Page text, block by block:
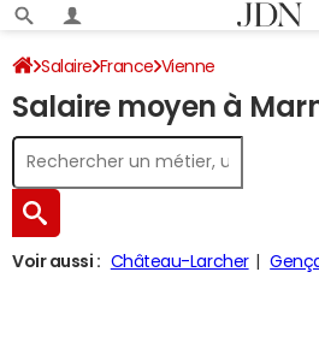
Salaire France Vienne
Salaire moyen à
Voir aussi : Château-Larcher